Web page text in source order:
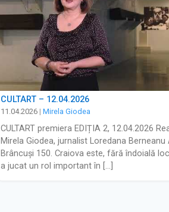
CULTART – 12.04.2026
11.04.2026 | Mirela Giodea
CULTART premiera EDIȚIA 2, 12.04.2026
Mirela Giodea, jurnalist Loredana Berneanu
Brâncuși 150. Craiova este, fără îndoială
a jucat un rol important în […]